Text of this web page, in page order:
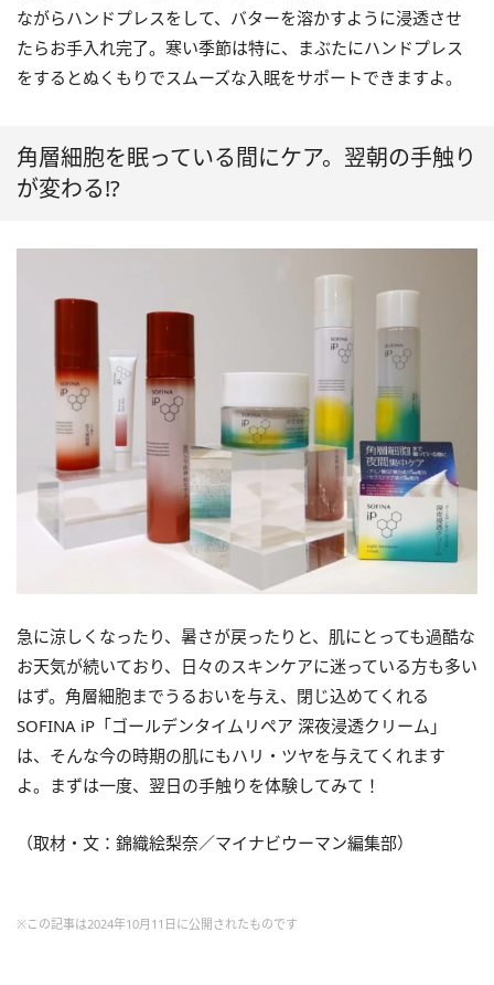
ながらハンドプレスをして、バターを溶かすように浸透させ
たらお手入れ完了。寒い季節は特に、まぶたにハンドプレス
をするとぬくもりでスムーズな入眠をサポートできますよ。
角層細胞を眠っている間にケア。翌朝の手触り
が変わる!?
急に涼しくなったり、暑さが戻ったりと、肌にとっても過酷な
お天気が続いており、日々のスキンケアに迷っている方も多い
はず。角層細胞までうるおいを与え、閉じ込めてくれる
SOFINA iP「ゴールデンタイムリペア 深夜浸透クリーム」
は、そんな今の時期の肌にもハリ・ツヤを与えてくれます
よ。まずは一度、翌日の手触りを体験してみて！
（取材・文：錦織絵梨奈／マイナビウーマン編集部）
※この記事は2024年10月11日に公開されたものです